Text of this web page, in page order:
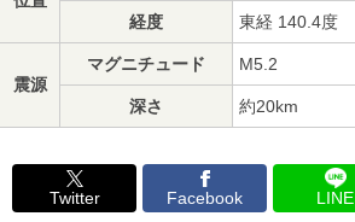
経度 東経 140.4度
震源
マグニチュード M5.2
深さ 約20km
Twitter Facebook LINE